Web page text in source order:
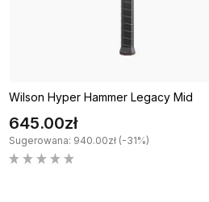
Wilson Hyper Hammer Legacy Mid
645.00zł
Sugerowana: 940.00zł (-31%)